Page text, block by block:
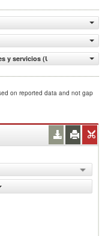
y servicios (US$ a precios
on reported data and not gap